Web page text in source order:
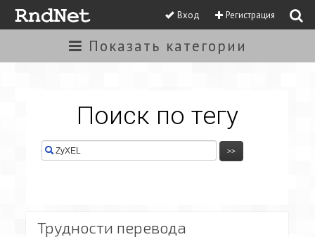
Вход Регистрация
Показать категории
Поиск по тегу
Трудности перевода